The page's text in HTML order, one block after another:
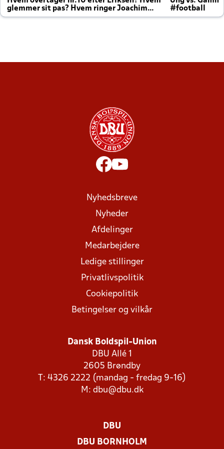
glemmer sit pas? Hvem ringer Joachim
altid til efter kampe?
#football
Nyhedsbreve
Nyheder
Afdelinger
Medarbejdere
Ledige stillinger
Privatlivspolitik
Cookiepolitik
Betingelser og vilkår
Dansk Boldspil-Union
DBU Allé 1
2605 Brøndby
T: 4326 2222 (mandag - fredag 9-16)
M: dbu@dbu.dk
DBU
DBU BORNHOLM